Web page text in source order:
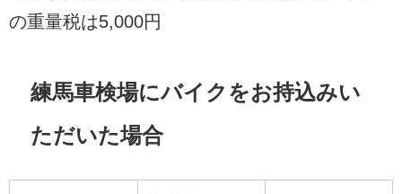
の重量税は5,000円
練馬車検場にバイクをお持込みい
ただいた場合